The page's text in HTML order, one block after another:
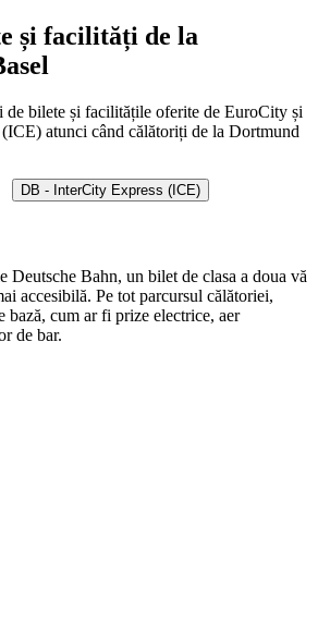
și facilități de la
bilete și facilitățile oferite de EuroCity și
atunci când călătoriți de la Dortmund
DB - InterCity Express (ICE)
Deutsche Bahn, un bilet de clasa a doua vă
accesibilă. Pe tot parcursul călătoriei,
bază, cum ar fi prize electrice, aer
de bar.